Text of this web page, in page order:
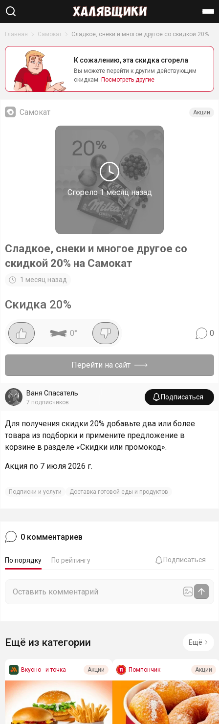
Найти
Главная Самокат Сладкое, снеки и многое другое со скидкой 20%
К сожалению, эта скидка сгорела
Вы можете перейти к другим действующим
скидкам. Посмотреть другие
Сгорело 1 месяц назад
Самокат Акции
Сладкое, снеки и многое другое со
скидкой 20% на Самокат
1 месяц назад
Скидка 20%
0° 0
Перейти на сайт
Ваня Спасатель
7 подписчиков
Подписаться
Для получения скидки 20% добавьте два или более
товара из подборки и примените предложение в
корзине в разделе «Скидки или промокод».
Акция по 7 июля 2026 г.
Подписки и услуги Доставка готовой еды и продуктов
0 комментариев
По порядку По рейтингу Подписаться
Ещё из категории Ещё
Вкусно - и точка Акции Помпончик Акции